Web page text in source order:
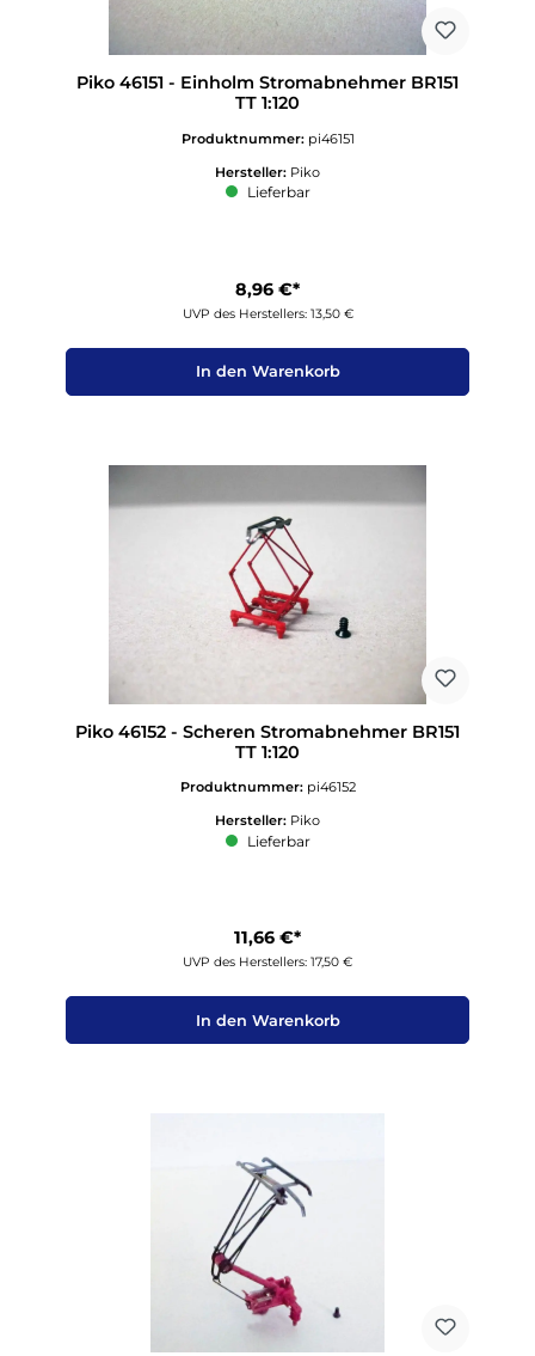
Piko 46151 - Einholm Stromabnehmer BR151
TT 1:120
Produktnummer: pi46151
Hersteller: Piko
Lieferbar
8,96 €*
UVP des Herstellers: 13,50 €
In den Warenkorb
Piko 46152 - Scheren Stromabnehmer BR151
TT 1:120
Produktnummer: pi46152
Hersteller: Piko
Lieferbar
11,66 €*
UVP des Herstellers: 17,50 €
In den Warenkorb